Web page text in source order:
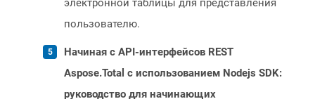
электронной таблицы для представления
пользователю.
Начиная с API-интерфейсов REST
Aspose.Total с использованием Nodejs SDK:
руководство для начинающих